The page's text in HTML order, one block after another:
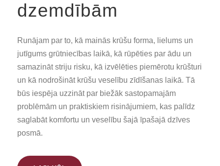
dzemdībām
Runājam par to, kā mainās krūšu forma, lielums un
jutīgums grūtniecības laikā, kā rūpēties par ādu un
samazināt striju risku, kā izvēlēties piemērotu krūšturi
un kā nodrošināt krūšu veselību zīdīšanas laikā. Tā
būs iespēja uzzināt par biežāk sastopamajām
problēmām un praktiskiem risinājumiem, kas palīdz
saglabāt komfortu un veselību šajā īpašajā dzīves
posmā.